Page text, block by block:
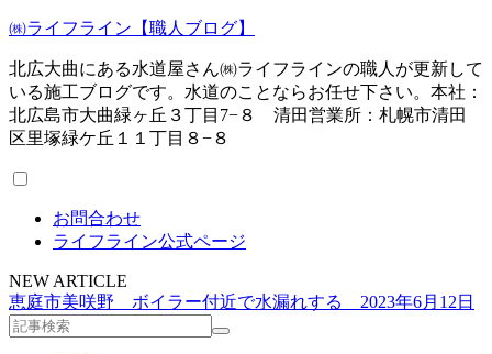
㈱ライフライン【職人ブログ】
北広大曲にある水道屋さん㈱ライフラインの職人が更新して
いる施工ブログです。水道のことならお任せ下さい。本社：
北広島市大曲緑ヶ丘３丁目7−８ 清田営業所：札幌市清田
区里塚緑ケ丘１１丁目８−８
お問合わせ
ライフライン公式ページ
NEW ARTICLE
恵庭市美咲野 ボイラー付近で水漏れする 2023年6月12日